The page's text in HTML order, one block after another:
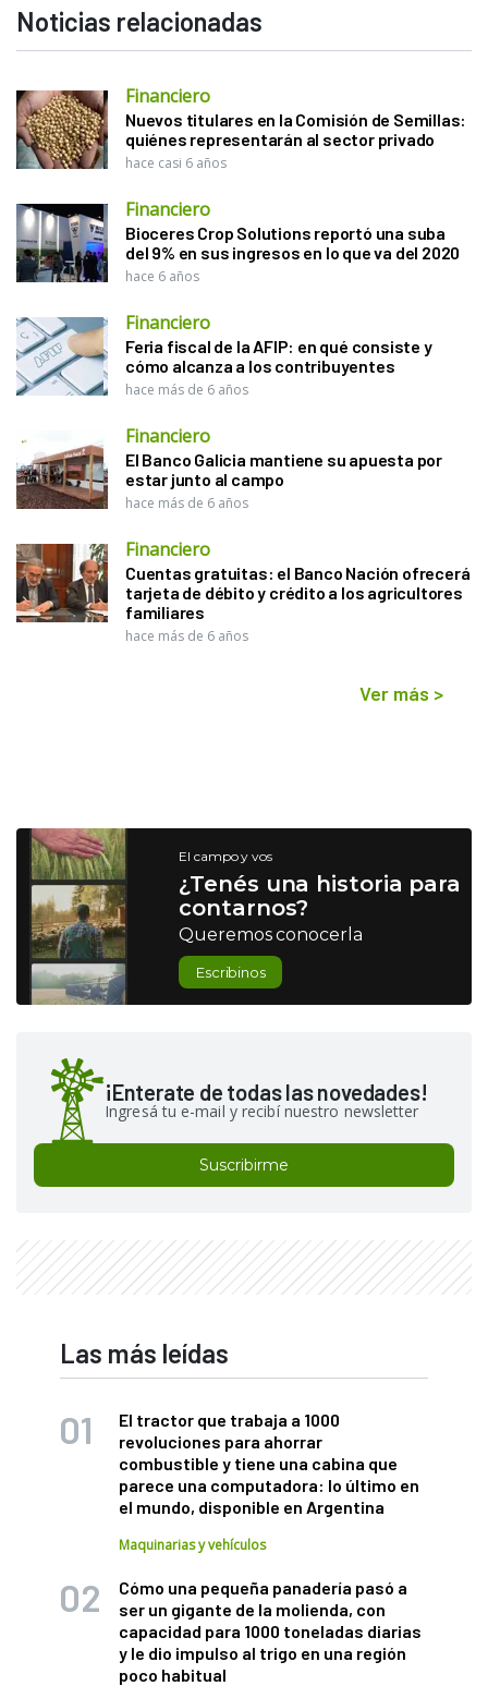
Noticias relacionadas
Financiero
Nuevos titulares en la Comisión de Semillas:
quiénes representarán al sector privado
hace casi 6 años
Financiero
Bioceres Crop Solutions reportó una suba
del 9% en sus ingresos en lo que va del 2020
hace 6 años
Financiero
Feria fiscal de la AFIP: en qué consiste y
cómo alcanza a los contribuyentes
hace más de 6 años
Financiero
El Banco Galicia mantiene su apuesta por
estar junto al campo
hace más de 6 años
Financiero
Cuentas gratuitas: el Banco Nación ofrecerá
tarjeta de débito y crédito a los agricultores
familiares
hace más de 6 años
Ver más >
El campo y vos
¿Tenés una historia para
contarnos?
Queremos conocerla
Escribinos
¡Enterate de todas las novedades!
Ingresá tu e-mail y recibí nuestro newsletter
Suscribirme
Las más leídas
El tractor que trabaja a 1000
revoluciones para ahorrar
combustible y tiene una cabina que
parece una computadora: lo último en
el mundo, disponible en Argentina
Maquinarias y vehículos
Cómo una pequeña panadería pasó a
ser un gigante de la molienda, con
capacidad para 1000 toneladas diarias
y le dio impulso al trigo en una región
poco habitual